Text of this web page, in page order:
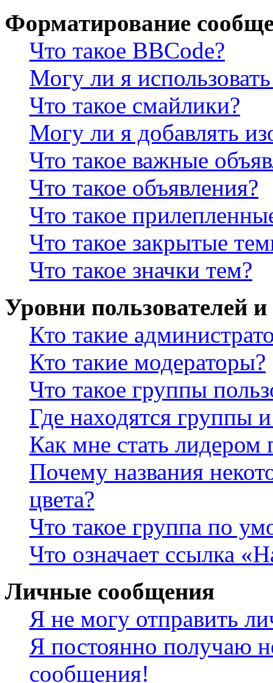
Форматирование
Что такое BBCode?
Могу ли я
Что такое смайлики?
Могу ли я добавлять
Что такое важные
Что такое объявления?
Что такое
Что такое закрытые
Что такое значки тем?
Уровни пользователей
Кто такие
Кто такие модераторы?
Что такое группы
Где находятся группы
Как мне стать лидером
Почему названия
цвета?
Что такое группа по
Что означает ссылка
Личные сообщения
Я не могу отправить
Я постоянно получаю
сообщения!